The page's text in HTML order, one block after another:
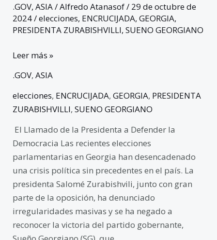
.GOV,ASIA/Alfredo Atanasof/ 29 de octubre de
2024/elecciones, ENCRUCIJADA,GEORGIA,
PRESIDENTA ZURABISHVILLI,SUENO GEORGIANO
Leer más »
.GOV,ASIA
elecciones, ENCRUCIJADA,GEORGIA, PRESIDENTA
ZURABISHVILLI,SUENO GEORGIANO
El Llamado de la Presidenta a Defender la
Democracia Las recientes elecciones
parlamentarias en Georgia han desencadenado
una crisis política sin precedentes en el país. La
presidenta Salomé Zurabishvili, junto con gran
parte de la oposición, ha denunciado
irregularidades masivas y se ha negado a
reconocer la victoria del partido gobernante,